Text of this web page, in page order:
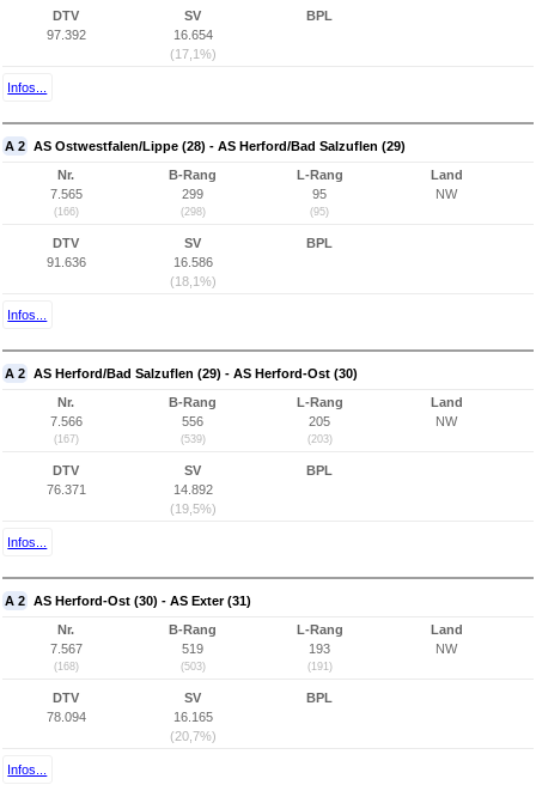
DTV
97.392
SV
16.654
(17,1%)
BPL
Infos...
A 2 AS Ostwestfalen/Lippe (28) - AS Herford/Bad Salzuflen (29)
Nr.
7.565
(166)
B-Rang
299
(298)
L-Rang
95
(95)
Land
NW
DTV
91.636
SV
16.586
(18,1%)
BPL
Infos...
A 2 AS Herford/Bad Salzuflen (29) - AS Herford-Ost (30)
Nr.
7.566
(167)
B-Rang
556
(539)
L-Rang
205
(203)
Land
NW
DTV
76.371
SV
14.892
(19,5%)
BPL
Infos...
A 2 AS Herford-Ost (30) - AS Exter (31)
Nr.
7.567
(168)
B-Rang
519
(503)
L-Rang
193
(191)
Land
NW
DTV
78.094
SV
16.165
(20,7%)
BPL
Infos...